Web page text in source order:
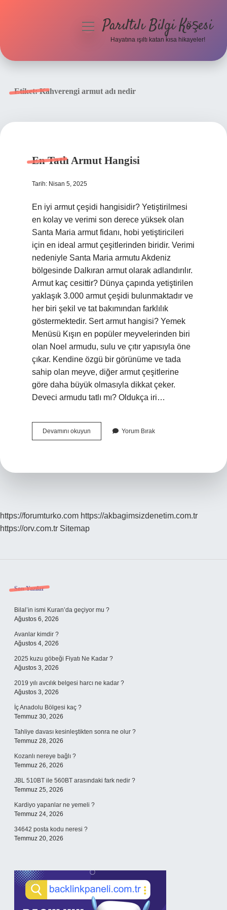
menüyüParıltılı Bilgi Köşesi
Hayatına ışıltı katan kısa hikayeler!
Etiket:Kahverengi armut adı nedir
En Tatlı Armut Hangisi
Tarih: Nisan 5, 2025
En iyi armut çeşidi hangisidir? Yetiştirilmesi
en kolay ve verimi son derece yüksek olan
Santa Maria armut fidanı, hobi yetiştiricileri
için en ideal armut çeşitlerinden biridir. Verimi
nedeniyle Santa Maria armutu Akdeniz
bölgesinde Dalkıran armut olarak adlandırılır.
Armut kaç cesittir? Dünya çapında yetiştirilen
yaklaşık 3.000 armut çeşidi bulunmaktadır ve
her biri şekil ve tat bakımından farklılık
göstermektedir. Sert armut hangisi? Yemek
Menüsü Kışın en popüler meyvelerinden biri
olan Noel armudu, sulu ve çıtır yapısıyla öne
çıkar. Kendine özgü bir görünüme ve tada
sahip olan meyve, diğer armut çeşitlerine
göre daha büyük olmasıyla dikkat çeker.
Deveci armudu tatlı mı? Oldukça iri…
Devamını okuyun
Tatlı
Yorum Bırak
https://forumturko.com https://akbagimsizdenetim.com.tr
https://orv.com.tr Sitemap
Sidebar
Son Yazılar
Bilal’in ismi Kuran’da geçiyor mu ?
Ağustos 6, 2026
Avanlar kimdir ?
Ağustos 4, 2026
2025 kuzu göbeği Fiyatı Ne Kadar ?
Ağustos 3, 2026
2019 yılı avcılık belgesi harcı ne kadar ?
Ağustos 3, 2026
İç Anadolu Bölgesi kaç ?
Temmuz 30, 2026
Tahliye davası kesinleştikten sonra ne olur ?
Temmuz 28, 2026
Kozanlı nereye bağlı ?
Temmuz 26, 2026
JBL 510BT ile 560BT arasındaki fark nedir ?
Temmuz 25, 2026
Kardiyo yapanlar ne yemeli ?
Temmuz 24, 2026
34642 posta kodu neresi ?
Temmuz 20, 2026